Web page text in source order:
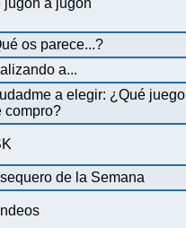
jugón a jugón
os parece...?
a...
a elegir: ¿Qué juego
compro?
de la Semana